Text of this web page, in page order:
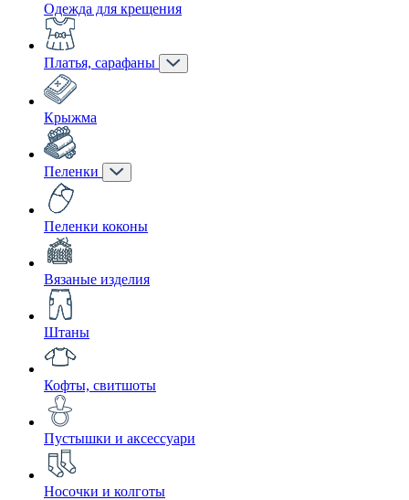
Одежда для крещения
Платья, сарафаны
Крыжма
Пеленки
Пеленки коконы
Вязаные изделия
Штаны
Кофты, свитшоты
Пустышки и аксессуари
Носочки и колготы